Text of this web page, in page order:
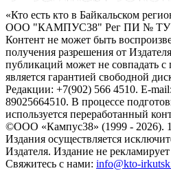
«Кто есть кто в Байкальском
ООО "КАМПУС38" Рег ПИ № ТУ 38
Контент не может быть
получения разрешения от
публикаций может не совпадать
является гарантией свободной
Редакции: +7(902) 566 4510. E-
89025664510. В процессе
используется переработанный
©ООО «Кампус38» (1999 - 2026).
Издания осуществляется
Издателя. Издание не
Свяжитесь с нами: info@kto-